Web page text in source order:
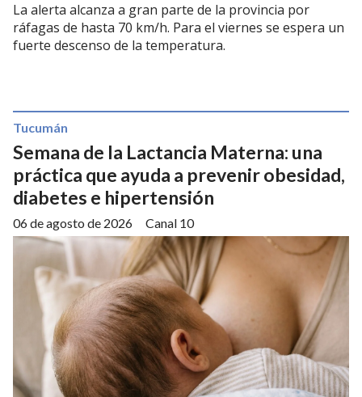
La alerta alcanza a gran parte de la provincia por
ráfagas de hasta 70 km/h. Para el viernes se espera un
fuerte descenso de la temperatura.
Semana de la Lactancia Materna: una
práctica que ayuda a prevenir obesidad,
diabetes e hipertensión
Canal 10
Tucumán
06 de agosto de 2026